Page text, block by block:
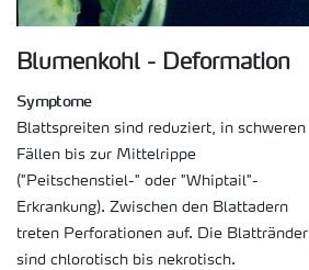
Blumenkohl - Deformation
Symptome
Blattspreiten sind reduziert, in schweren
Fällen bis zur Mittelrippe
("Peitschenstiel-" oder "Whiptail"-
Erkrankung). Zwischen den Blattadern
treten Perforationen auf. Die Blattränder
sind chlorotisch bis nekrotisch.